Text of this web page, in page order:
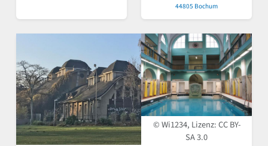
44805 Bochum
© Wi1234, Lizenz:CC BY-
SA 3.0